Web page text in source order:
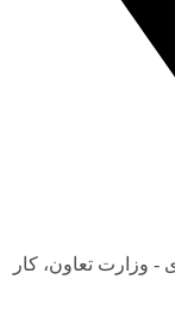
- وزارت تعاون، کار